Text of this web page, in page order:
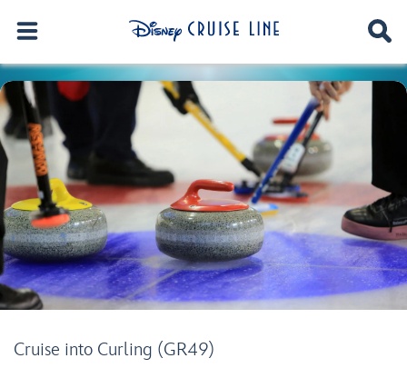
Cruise into Curling (GR49)